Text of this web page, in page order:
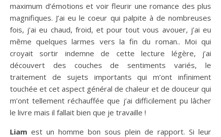
maximum d’émotions et voir fleurir une romance des plus
magnifiques. J’ai eu le coeur qui palpite à de nombreuses
fois, j’ai eu chaud, froid, et pour tout vous avouer, j’ai eu
même quelques larmes vers la fin du roman.. Moi qui
croyait sortir indemne de cette lecture légère, j’ai
découvert des couches de sentiments variés, le
traitement de sujets importants qui m’ont infiniment
touchée et cet aspect général de chaleur et de douceur qui
m’ont tellement réchauffée que j’ai difficilement pu lâcher
le livre mais il fallait bien que je travaille !
Liam est un homme bon sous plein de rapport. Si leur